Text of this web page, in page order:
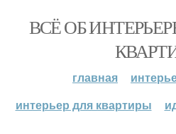
ВСЁ ОБ
главная
интерьер для квартиры